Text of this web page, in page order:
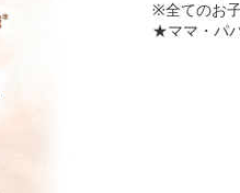
※全てのお
★ママ・パ